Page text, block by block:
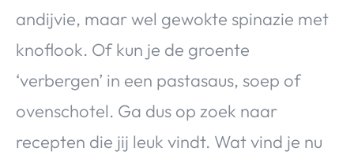
andijvie, maar wel gewokte spinazie met
knoflook. Of kun je de groente
‘verbergen’ in een pastasaus, soep of
ovenschotel. Ga dus op zoek naar
recepten die jij leuk vindt. Wat vind je nu